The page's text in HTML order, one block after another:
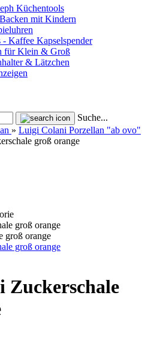
Küchentools
mit Kindern
- Kaffee Kapselspender
für Klein & Groß
& Lätzchen
Suche...
» Luigi Colani Porzellan "ab ovo"
groß orange
groß orange
Zuckerschale